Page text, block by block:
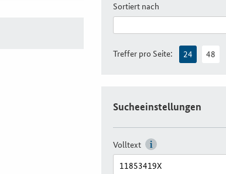
Sortiert nach
Treffer pro Seite: 24 48
Sucheeinstellungen
Volltext